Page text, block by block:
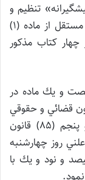
تنظیم و
شماره مواد هر یک از این قوانین به صورت مستقل از ماده (1)
کتاب مذکور
و يك ماده در
قضائي و حقوقي
پنجم (85) قانون
روز چهارشنبه
و نود و يك با